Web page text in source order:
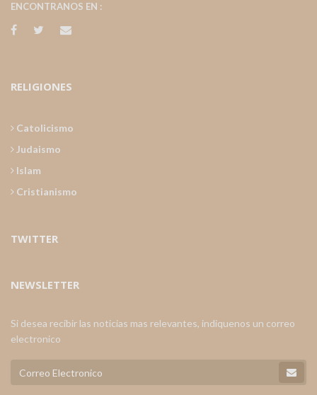
ENCONTRANOS EN :
RELIGIONES
Catolicismo
Judaismo
Islam
Cristianismo
TWITTER
NEWSLETTER
Si desea recibir las noticias mas relevantes, indiquenos un correo
electronico